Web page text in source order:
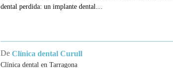
dental perdida: un implante dental…
DeClínica dental Curull
Clínica dental en Tarragona